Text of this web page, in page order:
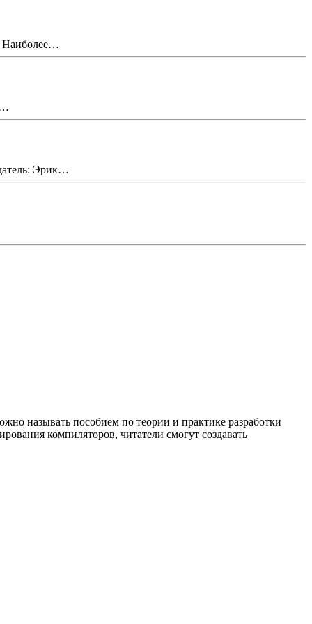
Наиболее…
Эрик…
называть пособием по теории и практике разработки
компиляторов, читатели смогут создавать